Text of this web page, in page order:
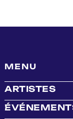
MENU
ARTISTES